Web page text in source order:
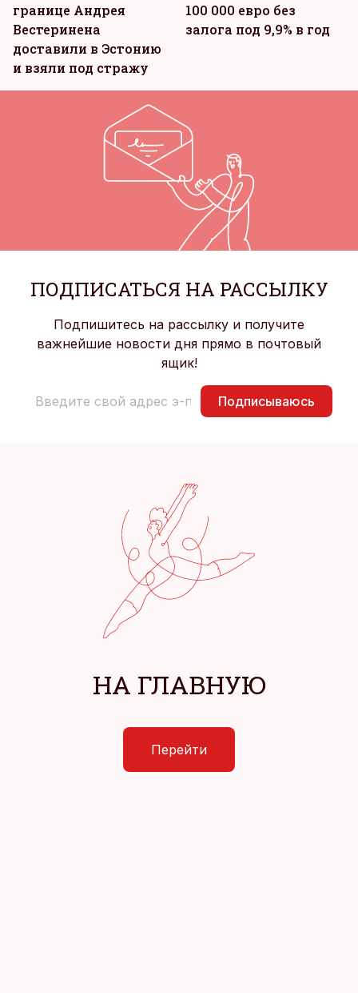
границе Андрея
Вестеринена
доставили в Эстонию
и взяли под стражу
100 000 евро без
залога под 9,9% в год
ПОДПИСАТЬСЯ НА РАССЫЛКУ
Подпишитесь на рассылку и получите
важнейшие новости дня прямо в почтовый
ящик!
Подписываюсь
НА ГЛАВНУЮ
Перейти